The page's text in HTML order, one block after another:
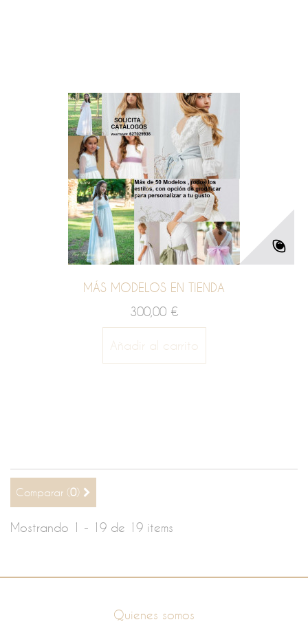
MÁS MODELOS EN TIENDA
300,00 €
Añadir al carrito
Comparar (0)
Mostrando 1 - 19 de 19 items
Quienes somos